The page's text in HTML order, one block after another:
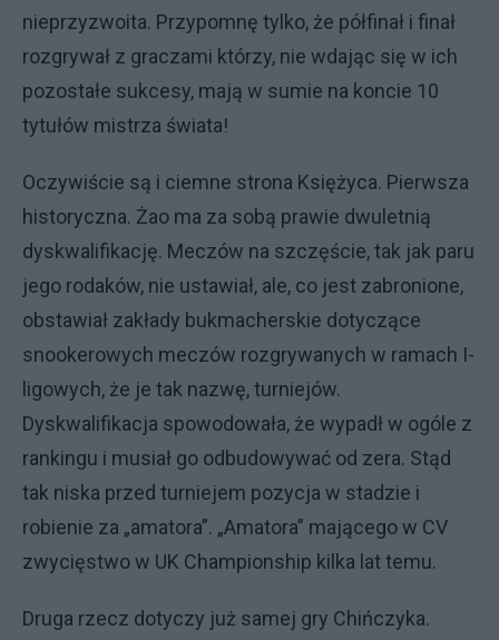
nieprzyzwoita. Przypomnę tylko, że półfinał i finał
rozgrywał z graczami którzy, nie wdając się w ich
pozostałe sukcesy, mają w sumie na koncie 10
tytułów mistrza świata!
Oczywiście są i ciemne strona Księżyca. Pierwsza
historyczna. Żao ma za sobą prawie dwuletnią
dyskwalifikację. Meczów na szczęście, tak jak paru
jego rodaków, nie ustawiał, ale, co jest zabronione,
obstawiał zakłady bukmacherskie dotyczące
snookerowych meczów rozgrywanych w ramach I-
ligowych, że je tak nazwę, turniejów.
Dyskwalifikacja spowodowała, że wypadł w ogóle z
rankingu i musiał go odbudowywać od zera. Stąd
tak niska przed turniejem pozycja w stadzie i
robienie za „amatora”. „Amatora” mającego w CV
zwycięstwo w UK Championship kilka lat temu.
Druga rzecz dotyczy już samej gry Chińczyka.